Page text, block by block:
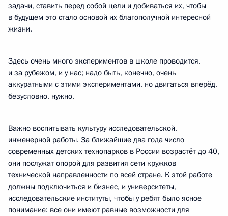
задачи, ставить перед собой цели и добиваться их, чтобы
в будущем это стало основой их благополучной интересной
жизни.
Здесь очень много экспериментов в школе проводится,
и за рубежом, и у нас; надо быть, конечно, очень
аккуратными с этими экспериментами, но двигаться вперёд,
безусловно, нужно.
Важно воспитывать культуру исследовательской,
инженерной работы. За ближайшие два года число
современных детских технопарков в России возрастёт до 40,
они послужат опорой для развития сети кружков
технической направленности по всей стране. К этой работе
должны подключиться и бизнес, и университеты,
исследовательские институты, чтобы у ребят было ясное
понимание: все они имеют равные возможности для